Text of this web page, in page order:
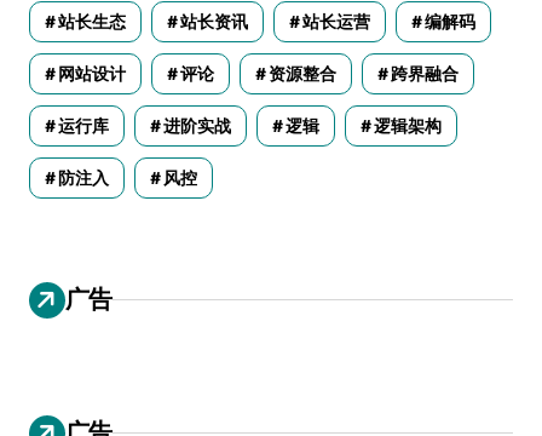
站长生态 站长资讯 站长运营 编解码
网站设计 评论 资源整合 跨界融合
运行库 进阶实战 逻辑 逻辑架构
防注入 风控
广告